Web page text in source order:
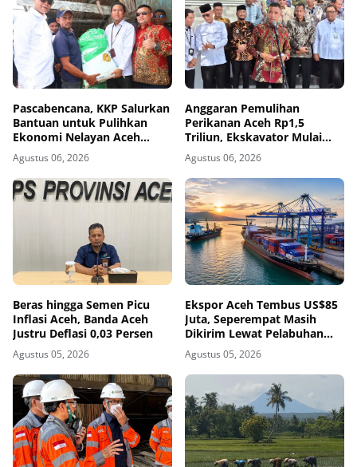
Pascabencana, KKP Salurkan
Bantuan untuk Pulihkan
Ekonomi Nelayan Aceh
Utara
Agustus 06, 2026
Anggaran Pemulihan
Perikanan Aceh Rp1,5
Triliun, Ekskavator Mulai
Dikirim ke Aceh Utara
Agustus 06, 2026
Beras hingga Semen Picu
Inflasi Aceh, Banda Aceh
Justru Deflasi 0,03 Persen
Agustus 05, 2026
Ekspor Aceh Tembus US$85
Juta, Seperempat Masih
Dikirim Lewat Pelabuhan
Luar Aceh
Agustus 05, 2026